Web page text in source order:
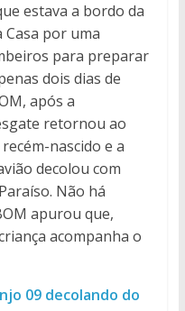
estava a bordo da
Casa por uma
para preparar
dois dias de
após a
retornou ao
nascido e a
decolou com
Não há
apurou que,
acompanha o
09 decolando do